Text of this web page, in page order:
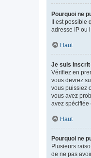
Pourquoi ne
Il est possible
adresse IP ou
Haut
Je suis inscrit
Vérifiez en
vous devrez
vous puissiez
vous avez
avez spécifiée
Haut
Pourquoi ne
Plusieurs
de ne pas